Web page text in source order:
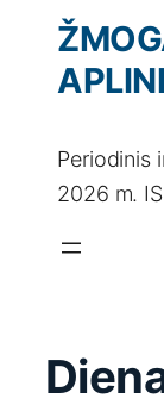
Periodinis
2026 m.